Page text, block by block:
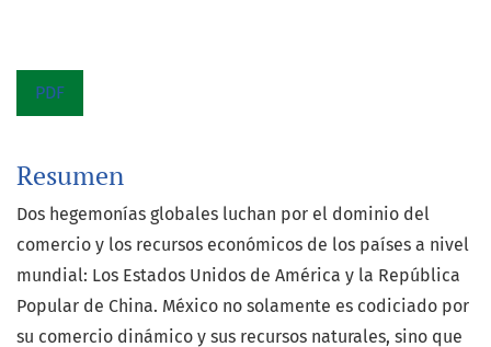
PDF
Resumen
Dos hegemonías globales luchan por el dominio del
comercio y los recursos económicos de los países a nivel
mundial: Los Estados Unidos de América y la República
Popular de China. México no solamente es codiciado por
su comercio dinámico y sus recursos naturales, sino que